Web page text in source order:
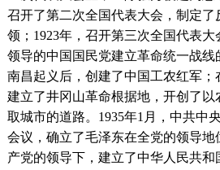
召开了第二次全国代表大会，制定了
领；1923年，召开第三次全国代表
领导的中国国民党建立革命统一战线
南昌起义后，创建了中国工农红军
建立了井冈山革命根据地，开创了以
取城市的道路。1935年1月，中共中
会议，确立了毛泽东在全党的领导地
产党的领导下，建立了中华人民共和